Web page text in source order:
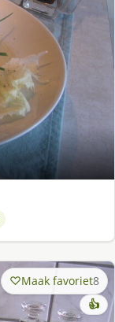
Maak favoriet8
👍